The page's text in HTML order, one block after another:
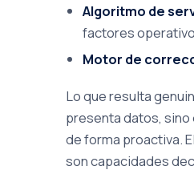
Algoritmo de
factores
Motor de
Lo que resulta
presenta datos,
de forma proactiva.
son capacidades